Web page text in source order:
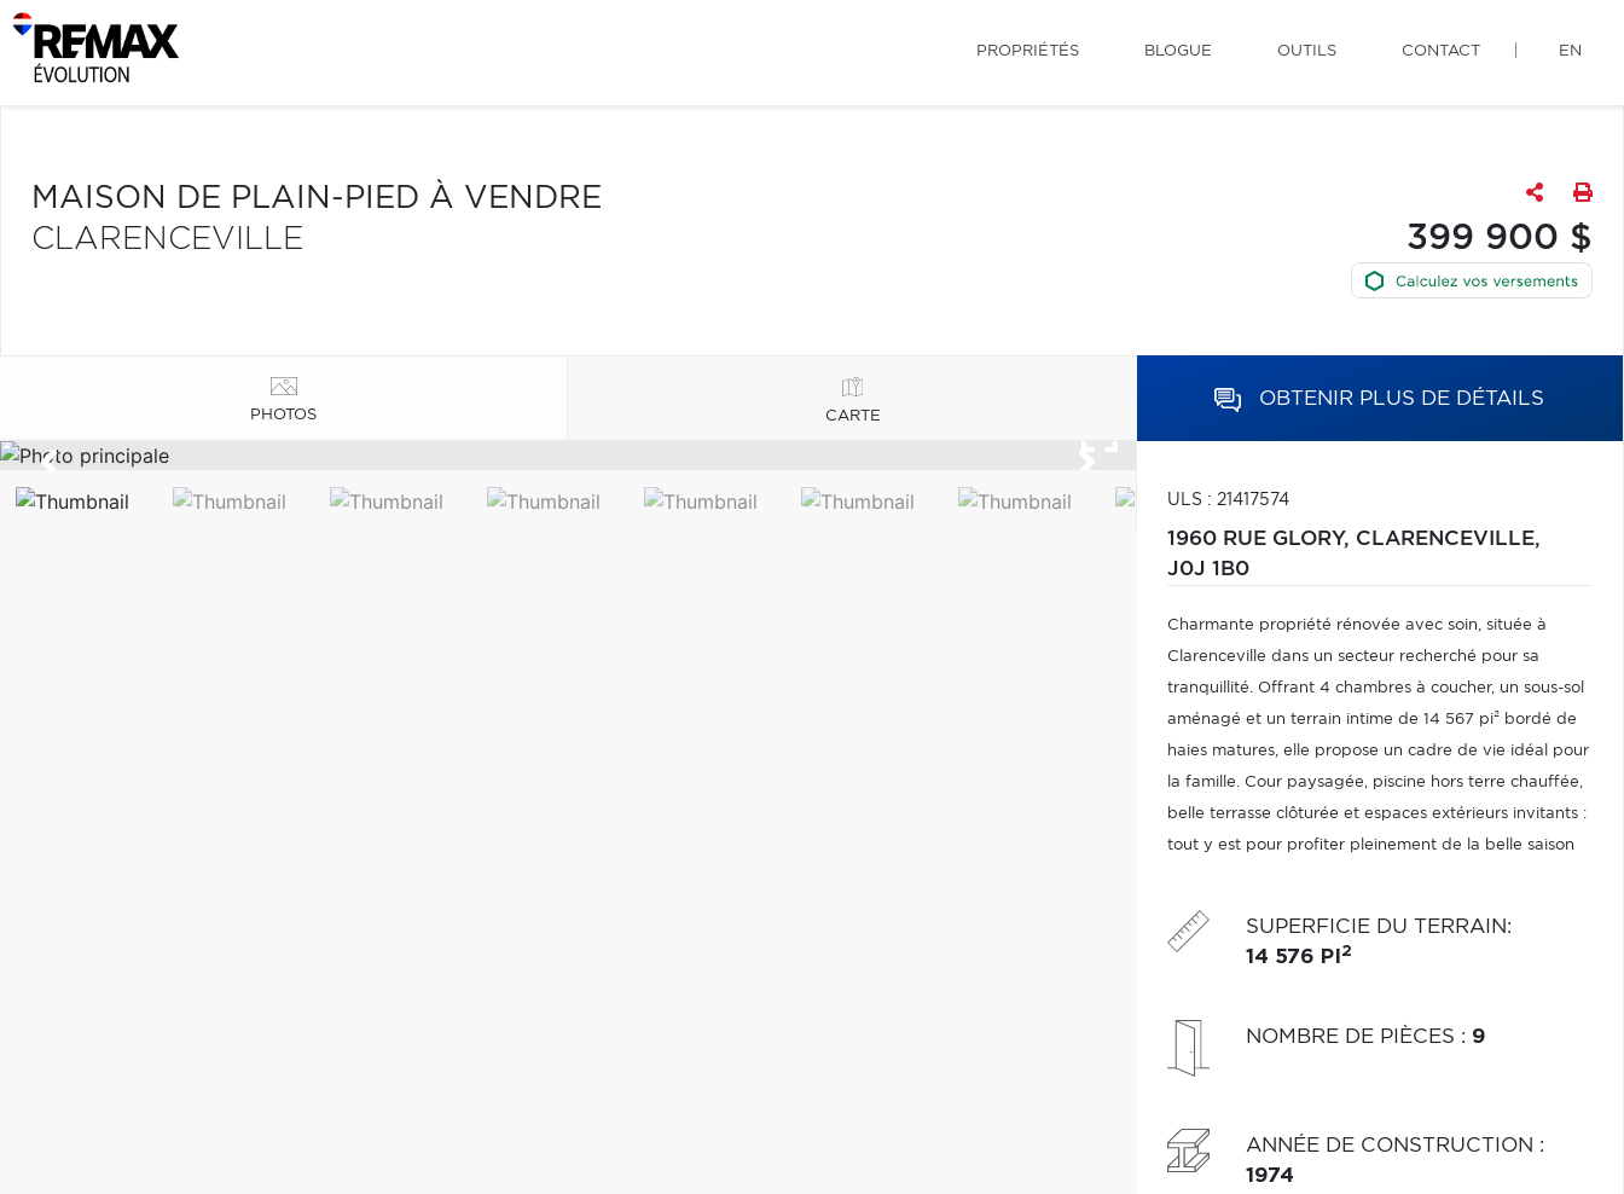
PROPRIÉTÉS BLOGUE OUTILS CONTACT EN
MAISON DE PLAIN-PIED À VENDRE
CLARENCEVILLE
399 900 $
PHOTOS CARTE
OBTENIR PLUS DE DÉTAILS
ULS : 21417574
1960 RUE GLORY, CLARENCEVILLE,
J0J 1B0
Charmante propriété rénovée avec soin, située à
Clarenceville dans un secteur recherché pour sa
tranquillité. Offrant 4 chambres à coucher, un sous-sol
aménagé et un terrain intime de 14 567 pi² bordé de
haies matures, elle propose un cadre de vie idéal pour
la famille. Cour paysagée, piscine hors terre chauffée,
belle terrasse clôturée et espaces extérieurs invitants :
tout y est pour profiter pleinement de la belle saison
SUPERFICIE DU TERRAIN:
14 576 PI 2
NOMBRE DE PIÈCES : 9
ANNÉE DE CONSTRUCTION :
1974